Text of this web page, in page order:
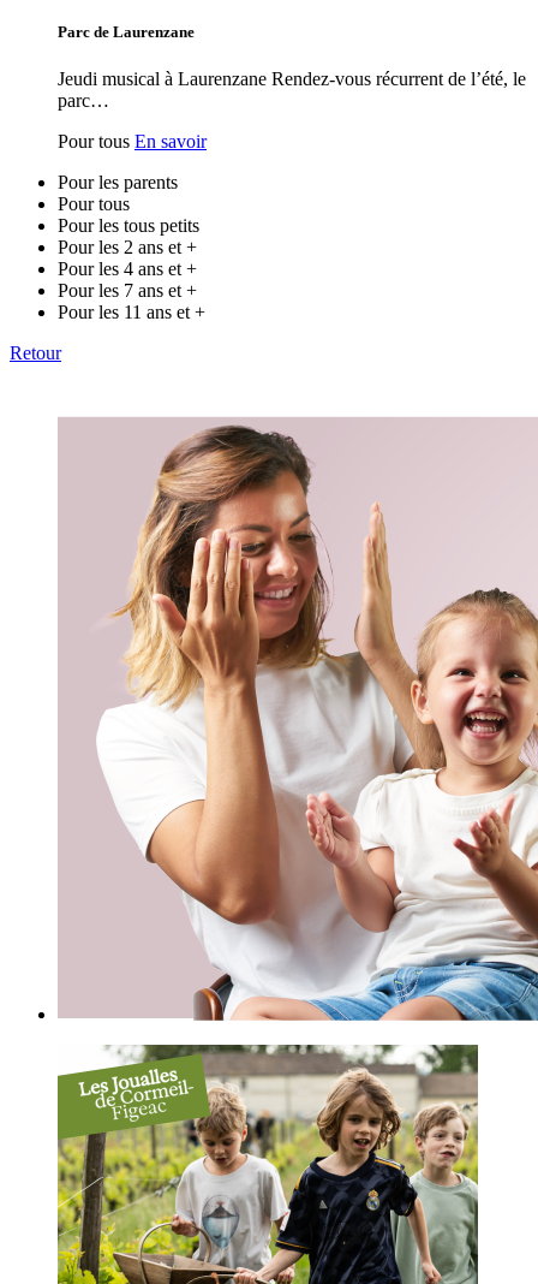
Parc de Laurenzane
Jeudi musical à Laurenzane Rendez-vous récurrent de l’été, le
parc…
Pour tous En savoir
Pour les parents
Pour tous
Pour les tous petits
Pour les 2 ans et +
Pour les 4 ans et +
Pour les 7 ans et +
Pour les 11 ans et +
Retour